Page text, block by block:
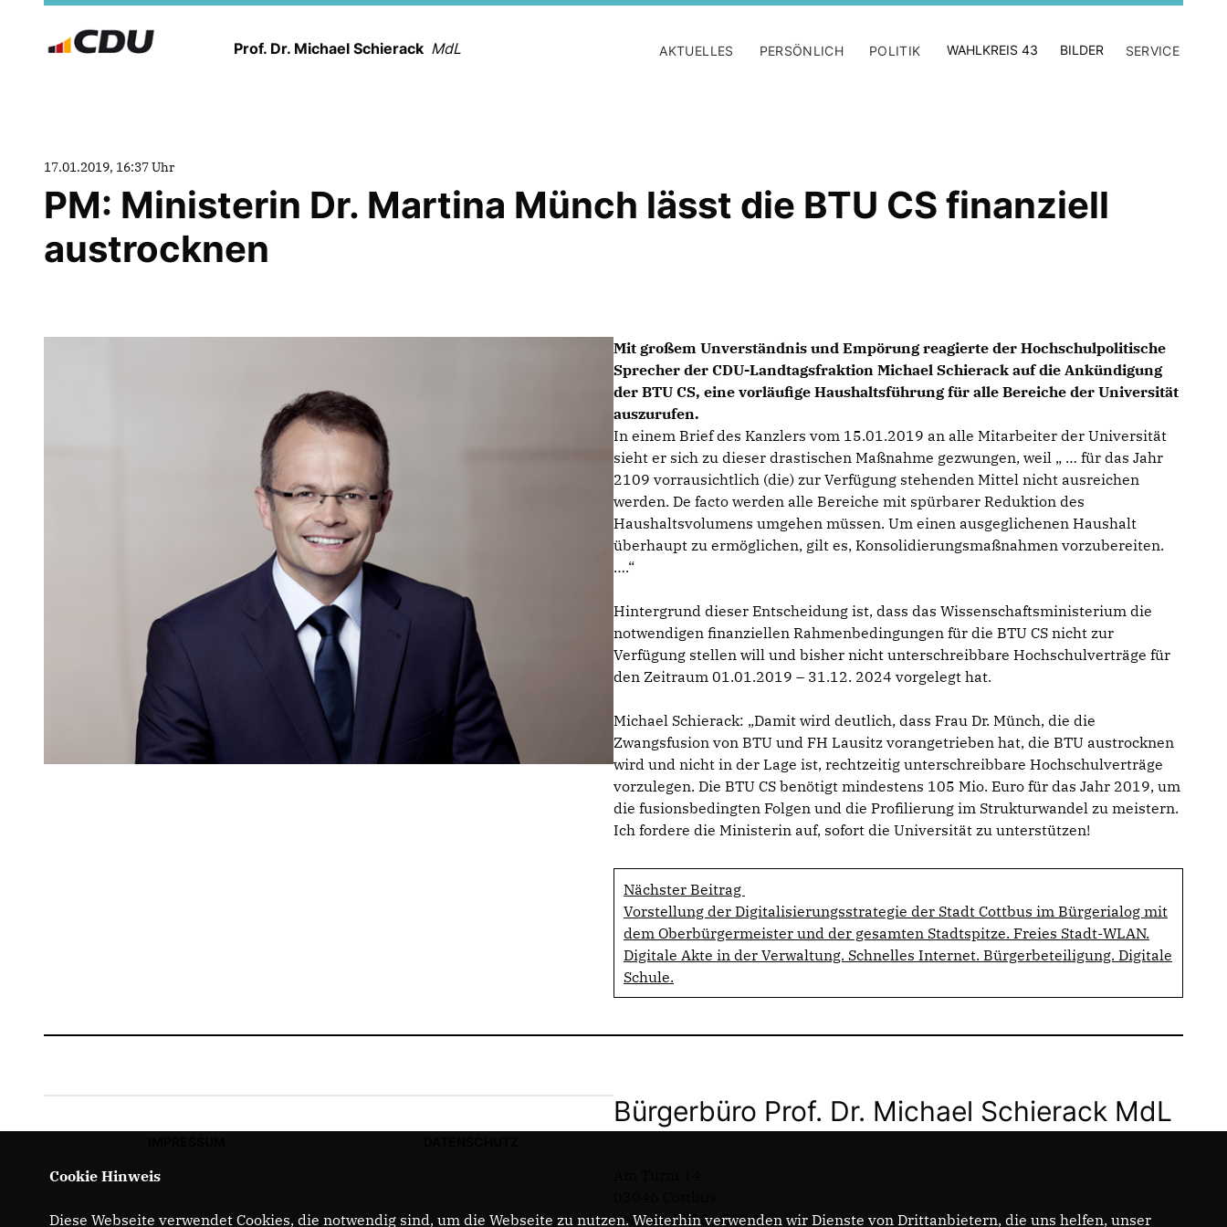
Prof. Dr. Michael Schierack MdL AKTUELLES PERSÖNLICH POLITIK WAHLKREIS 43 BILDER SERVICE
17.01.2019, 16:37 Uhr
PM: Ministerin Dr. Martina Münch lässt die BTU CS finanziell
austrocknen
Mit großem Unverständnis und Empörung reagierte der Hochschulpolitische
Sprecher der CDU-Landtagsfraktion Michael Schierack auf die Ankündigung
der BTU CS, eine vorläufige Haushaltsführung für alle Bereiche der Universität
auszurufen.
In einem Brief des Kanzlers vom 15.01.2019 an alle Mitarbeiter der Universität
sieht er sich zu dieser drastischen Maßnahme gezwungen, weil „ … für das Jahr
2109 vorrausichtlich (die) zur Verfügung stehenden Mittel nicht ausreichen
werden. De facto werden alle Bereiche mit spürbarer Reduktion des
Haushaltsvolumens umgehen müssen. Um einen ausgeglichenen Haushalt
überhaupt zu ermöglichen, gilt es, Konsolidierungsmaßnahmen vorzubereiten.
.“
Hintergrund dieser Entscheidung ist, dass das Wissenschaftsministerium die
notwendigen finanziellen Rahmenbedingungen für die BTU CS nicht zur
Verfügung stellen will und bisher nicht unterschreibbare Hochschulverträge für
den Zeitraum 01.01.2019 – 31.12. 2024 vorgelegt hat.
Michael Schierack: „Damit wird deutlich, dass Frau Dr. Münch, die die
Zwangsfusion von BTU und FH Lausitz vorangetrieben hat, die BTU austrocknen
wird und nicht in der Lage ist, rechtzeitig unterschreibbare Hochschulverträge
vorzulegen. Die BTU CS benötigt mindestens 105 Mio. Euro für das Jahr 2019, um
die fusionsbedingten Folgen und die Profilierung im Strukturwandel zu meistern.
Ich fordere die Ministerin auf, sofort die Universität zu unterstützen!
Nächster Beitrag
Vorstellung der Digitalisierungsstrategie der Stadt Cottbus im Bürgerialog mit
dem Oberbürgermeister und der gesamten Stadtspitze. Freies Stadt-WLAN.
Digitale Akte in der Verwaltung. Schnelles Internet. Bürgerbeteiligung. Digitale
Schule.
Bürgerbüro Prof. Dr. Michael Schierack MdL
Telefon: 0355 / 289 162 38
Cookie Hinweis
Diese Webseite verwendet Cookies, die notwendig sind, um die Webseite zu nutzen. Weiterhin verwenden wir Dienste von Drittanbietern, die uns helfen, unser